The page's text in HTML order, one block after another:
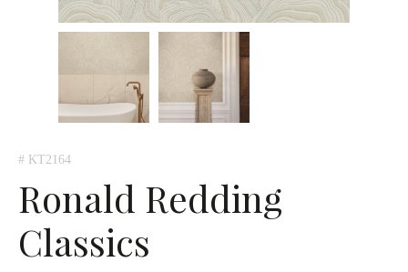
# KT2164
Ronald Redding
Classics